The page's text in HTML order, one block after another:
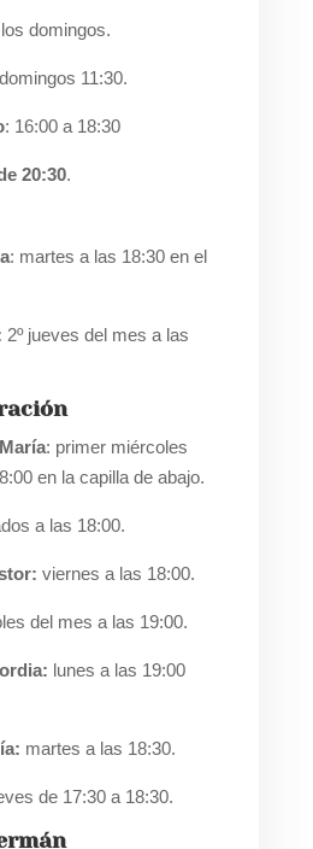
domingos.
11:30.
: 16:00 a 18:30
20:30.
: martes a las 18:30 en el
2º jueves del mes a las
: primer miércoles
en la capilla de abajo.
a las 18:00.
viernes a las 18:00.
del mes a las 19:00.
lunes a las 19:00
martes a las 18:30.
de 17:30 a 18:30.